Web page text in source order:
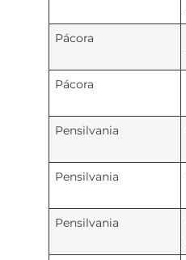
Pácora
Pácora
Pensilvania
Pensilvania
Pensilvania